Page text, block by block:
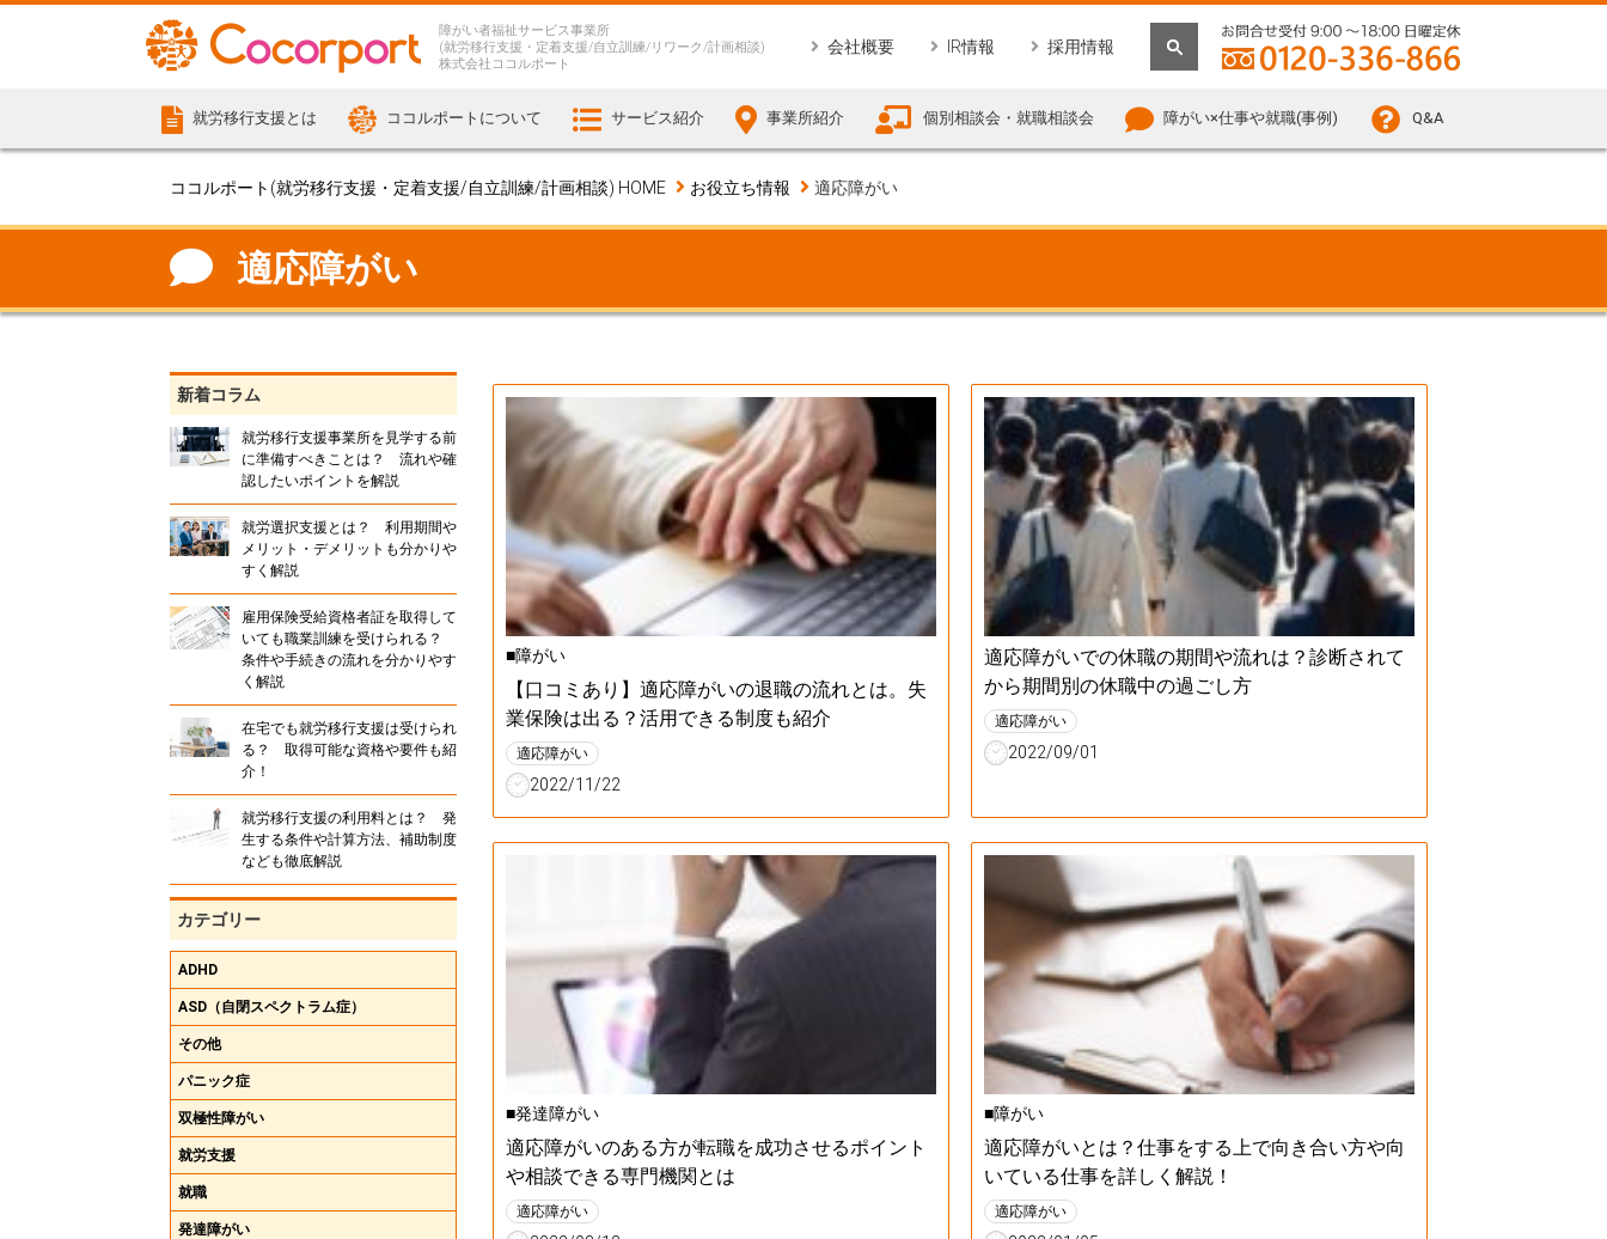
障がい者福祉サービス事業所
(就労移行支援・定着支援/自立訓練/リワーク/計画相談)
株式会社ココルポート
会社概要 IR情報 採用情報
就労移行支援とは ココルポートについて サービス紹介 事業所紹介 個別相談会・就職相談会 障がい×仕事や就職(事例) Q&A
ココルポート(就労移行支援・定着支援/自立訓練/計画相談) HOME お役立ち情報 適応障がい
適応障がい
■障がい
【口コミあり】適応障がいの退職の流れとは。失
業保険は出る？活用できる制度も紹介
適応障がい
2022/11/22
適応障がいでの休職の期間や流れは？診断されて
から期間別の休職中の過ごし方
適応障がい
2022/09/01
■発達障がい
適応障がいのある方が転職を成功させるポイント
や相談できる専門機関とは
適応障がい
■障がい
適応障がいとは？仕事をする上で向き合い方や向
いている仕事を詳しく解説！
適応障がい
新着コラム
就労移行支援事業所を見学する前
に準備すべきことは？ 流れや確
認したいポイントを解説
就労選択支援とは？ 利用期間や
メリット・デメリットも分かりや
すく解説
雇用保険受給資格者証を取得して
いても職業訓練を受けられる？
条件や手続きの流れを分かりやす
く解説
在宅でも就労移行支援は受けられ
る？ 取得可能な資格や要件も紹
介！
就労移行支援の利用料とは？ 発
生する条件や計算方法、補助制度
なども徹底解説
カテゴリー
ADHD
ASD（自閉スペクトラム症）
その他
パニック症
双極性障がい
就労支援
就職
発達障がい